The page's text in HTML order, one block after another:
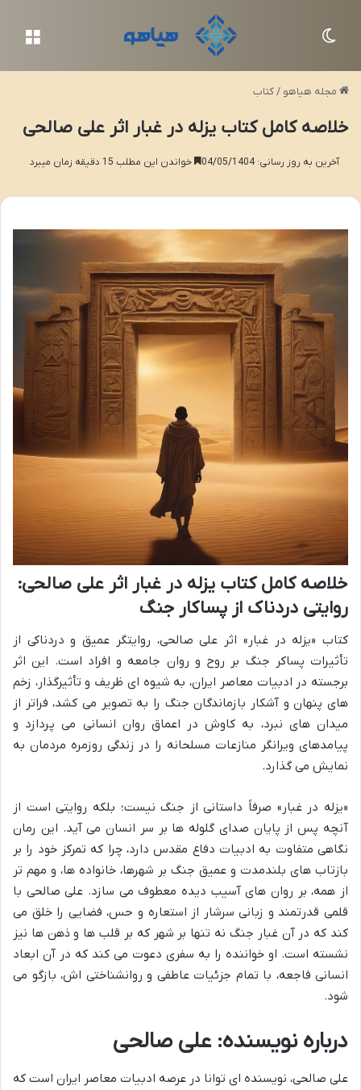
مجله هیاهو /کتاب
خلاصه کامل کتاب یزله در غبار اثر علی صالحی
آخرین به روز رسانی: 04/05/1404 خواندن این مطلب 15 دقیقه زمان میبرد
خلاصه کامل کتاب یزله در غبار اثر علی صالحی:
روایتی دردناک از پساکار جنگ
کتاب «یزله در غبار» اثر علی صالحی، روایتگر عمیق و دردناکی از
تأثیرات پساکر جنگ بر روح و روان جامعه و افراد است. این اثر
برجسته در ادبیات معاصر ایران، به شیوه ای ظریف و تأثیرگذار، زخم
های پنهان و آشکار بازماندگان جنگ را به تصویر می کشد، فراتر از
میدان های نبرد، به کاوش در اعماق روان انسانی می پردازد و
پیامدهای ویرانگر منازعات مسلحانه را در زندگی روزمره مردمان به
نمایش می گذارد.
«یزله در غبار» صرفاً داستانی از جنگ نیست؛ بلکه روایتی است از
آنچه پس از پایان صدای گلوله ها بر سر انسان می آید. این رمان
نگاهی متفاوت به ادبیات دفاع مقدس دارد، چرا که تمرکز خود را بر
بازتاب های بلندمدت و عمیق جنگ بر شهرها، خانواده ها، و مهم تر
از همه، بر روان های آسیب دیده معطوف می سازد. علی صالحی با
قلمی قدرتمند و زبانی سرشار از استعاره و حس، فضایی را خلق می
کند که در آن غبار جنگ نه تنها بر شهر که بر قلب ها و ذهن ها نیز
نشسته است. او خواننده را به سفری دعوت می کند که در آن ابعاد
انسانی فاجعه، با تمام جزئیات عاطفی و روانشناختی اش، بازگو می
شود.
درباره نویسنده: علی صالحی
علی صالحی، نویسنده ای توانا در عرصه ادبیات معاصر ایران است که